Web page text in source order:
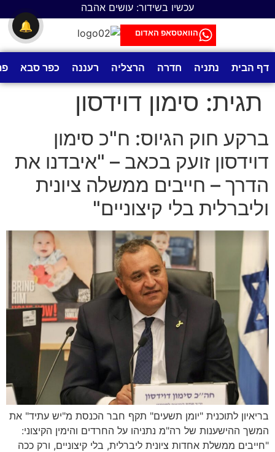
עכשיו בשידור: עושים אהבה
הוואטסאפ האדום
דף הבית נתניה חדרה הרצליה רעננה כפר סבא
תגית: סימון דוידסון
ברקע חוק הגיוס: ח"כ סימון
דוידסון זועק בכאב – "איבדנו את
הדרך – חייבים ממשלה ציונית
וליברלית בלי קיצוניים"
בריאיון לתוכנית "יומן תשעים" תקף חבר הכנסת מ"יש עתיד" את
המשך ההישענות של רה"מ נתניהו על החרדים והימין הקיצוני:
"חייבים ממשלת אחדות ציונית ליברלית, בלי קיצוניים, ורק ככה
🔔